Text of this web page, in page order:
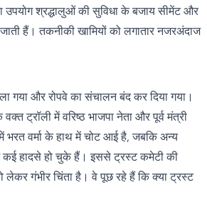
उपयोग श्रद्धालुओं की सुविधा के बजाय सीमेंट और
हैं। तकनीकी खामियों को लगातार नजरअंदाज
गया और रोपवे का संचालन बंद कर दिया गया।
ट्रॉली में वरिष्ठ भाजपा नेता और पूर्व मंत्री
भरत वर्मा के हाथ में चोट आई है, जबकि अन्य
कई हादसे हो चुके हैं। इससे ट्रस्ट कमेटी की
लेकर गंभीर चिंता है। वे पूछ रहे हैं कि क्या ट्रस्ट